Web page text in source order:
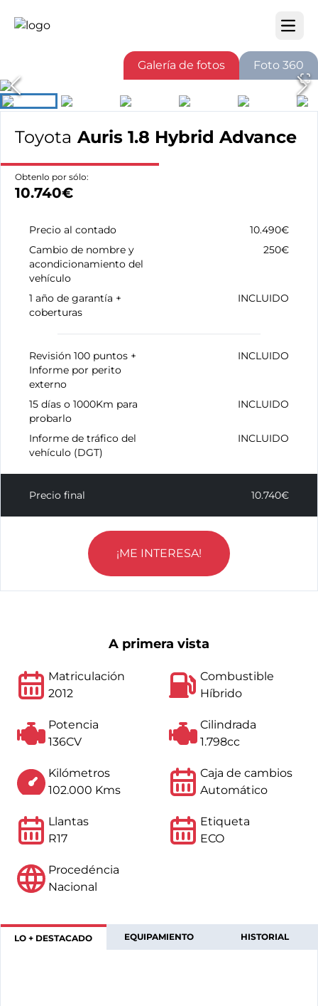
Open
Galería de fotos Foto 360
Toyota Auris 1.8 Hybrid Advance
Obtenlo por sólo:
10.740€
Precio al contado
10.490€
Cambio de nombre y
acondicionamiento del
vehículo
250€
1 año de garantía +
coberturas
INCLUIDO
Revisión 100 puntos +
Informe por perito
externo
INCLUIDO
15 días o 1000Km para
probarlo
INCLUIDO
Informe de tráfico del
vehículo (DGT)
INCLUIDO
Precio final 10.740€
¡ME INTERESA!
A primera vista
Matriculación
2012
Combustible
Híbrido
Potencia
136CV
Cilindrada
1.798cc
Kilómetros
102.000 Kms
Caja de cambios
Automático
Llantas
R17
Etiqueta
ECO
Procedéncia
Nacional
LO + DESTACADO EQUIPAMIENTO HISTORIAL